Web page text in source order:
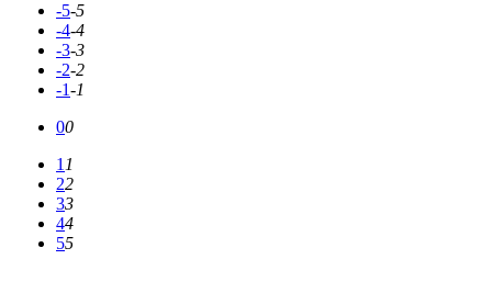
-5-5
-4-4
-3-3
-2-2
-1-1
00
11
22
33
44
55